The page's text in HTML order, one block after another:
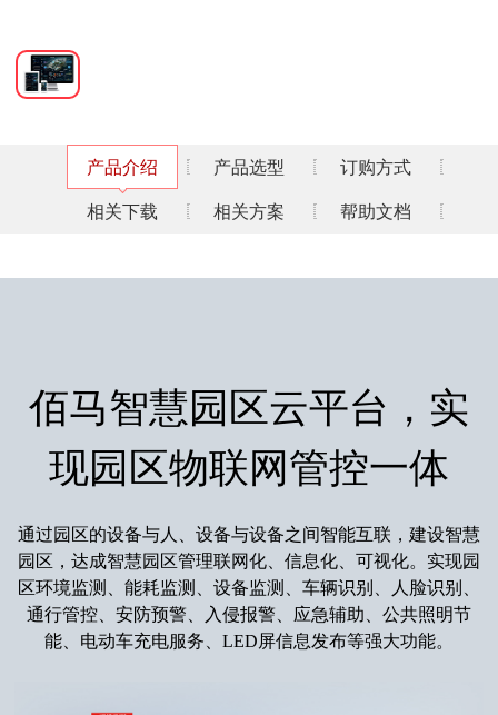
产品介绍 产品选型 订购方式
相关下载 相关方案 帮助文档
佰马智慧园区云平台，实
现园区物联网管控一体
通过园区的设备与人、设备与设备之间智能互联，建设智慧
园区，达成智慧园区管理联网化、信息化、可视化。实现园
区环境监测、能耗监测、设备监测、车辆识别、人脸识别、
通行管控、安防预警、入侵报警、应急辅助、公共照明节
能、电动车充电服务、LED屏信息发布等强大功能。